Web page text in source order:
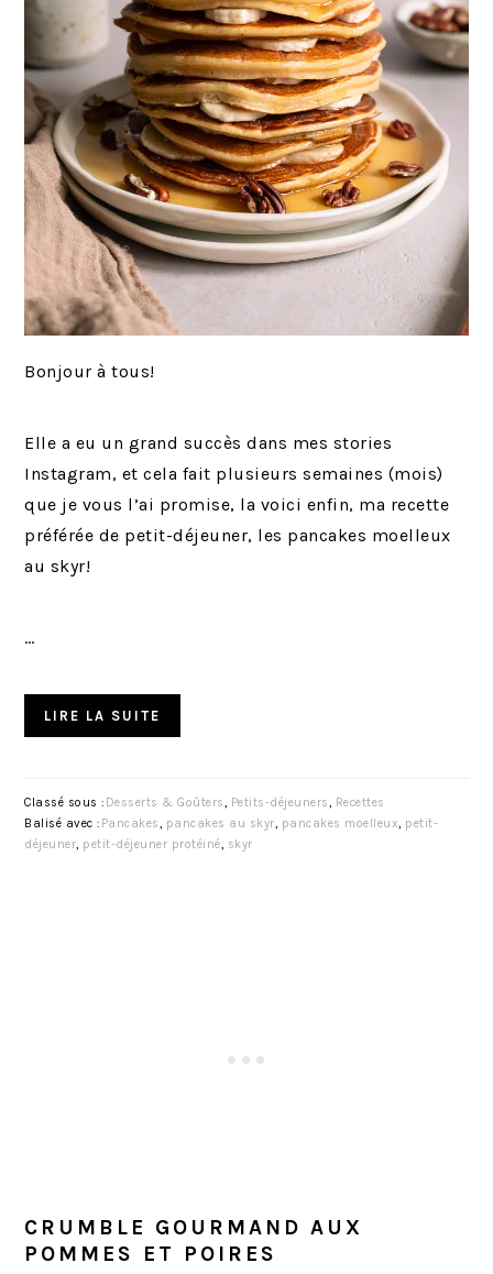
Bonjour à tous!
Elle a eu un grand succès dans mes stories
Instagram, et cela fait plusieurs semaines (mois)
que je vous l’ai promise, la voici enfin, ma recette
préférée de petit-déjeuner, les pancakes moelleux
au skyr!
…
LIRE LA SUITE
Classé sous : Desserts & Goûters, Petits-déjeuners, Recettes
Balisé avec : Pancakes, pancakes au skyr, pancakes moelleux, petit-
déjeuner, petit-déjeuner protéiné, skyr
CRUMBLE GOURMAND AUX
POMMES ET POIRES